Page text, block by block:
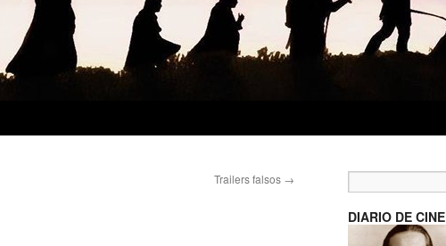
Trailers falsos →
DIARIO DE CINE